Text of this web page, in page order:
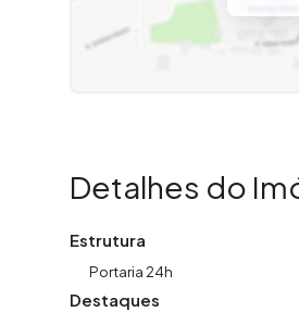
Detalhes do
Estrutura
Portaria 24h
Destaques